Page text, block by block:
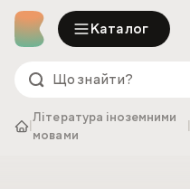
Каталог
|
Література іноземними
мовами